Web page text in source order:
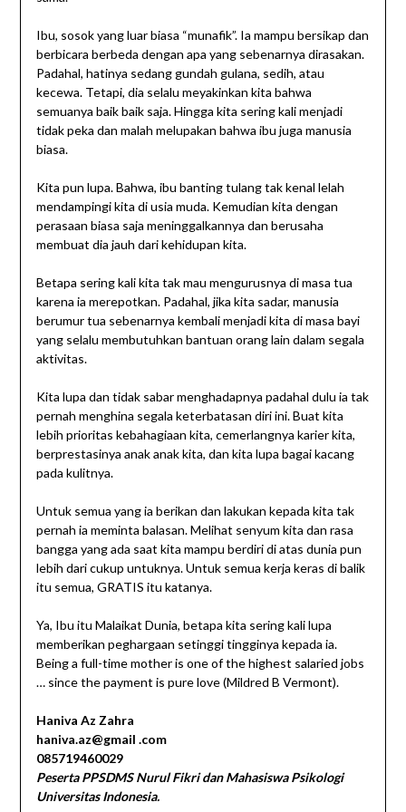
Ibu, sosok yang luar biasa “munafik”. Ia mampu bersikap dan
berbicara berbeda dengan apa yang sebenarnya dirasakan.
Padahal, hatinya sedang gundah gulana, sedih, atau
kecewa. Tetapi, dia selalu meyakinkan kita bahwa
semuanya baik baik saja. Hingga kita sering kali menjadi
tidak peka dan malah melupakan bahwa ibu juga manusia
biasa.
Kita pun lupa. Bahwa, ibu banting tulang tak kenal lelah
mendampingi kita di usia muda. Kemudian kita dengan
perasaan biasa saja meninggalkannya dan berusaha
membuat dia jauh dari kehidupan kita.
Betapa sering kali kita tak mau mengurusnya di masa tua
karena ia merepotkan. Padahal, jika kita sadar, manusia
berumur tua sebenarnya kembali menjadi kita di masa bayi
yang selalu membutuhkan bantuan orang lain dalam segala
aktivitas.
Kita lupa dan tidak sabar menghadapnya padahal dulu ia tak
pernah menghina segala keterbatasan diri ini. Buat kita
lebih prioritas kebahagiaan kita, cemerlangnya karier kita,
berprestasinya anak anak kita, dan kita lupa bagai kacang
pada kulitnya.
Untuk semua yang ia berikan dan lakukan kepada kita tak
pernah ia meminta balasan. Melihat senyum kita dan rasa
bangga yang ada saat kita mampu berdiri di atas dunia pun
lebih dari cukup untuknya. Untuk semua kerja keras di balik
itu semua, GRATIS itu katanya.
Ya, Ibu itu Malaikat Dunia, betapa kita sering kali lupa
memberikan peghargaan setinggi tingginya kepada ia.
Being a full-time mother is one of the highest salaried jobs
… since the payment is pure love (Mildred B Vermont).
Haniva Az Zahra
haniva.az@gmail .com
085719460029
Peserta PPSDMS Nurul Fikri dan Mahasiswa Psikologi
Universitas Indonesia.